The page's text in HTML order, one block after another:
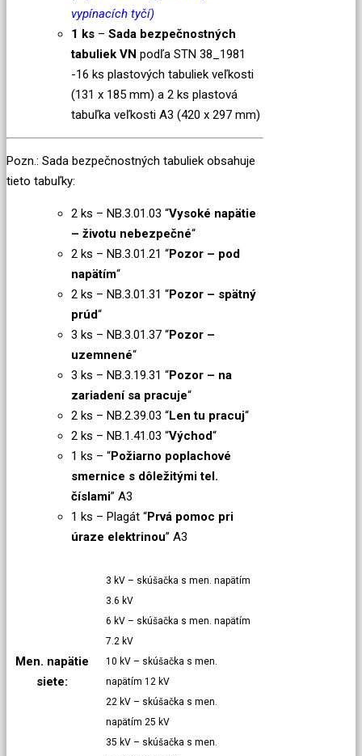
vypínacích tyčí)
1 ks – Sada bezpečnostných
tabuliek VN podľa STN 38_1981
-16 ks plastových tabuliek veľkosti
(131 x 185 mm) a 2 ks plastová
tabuľka veľkosti A3 (420 x 297 mm)
Pozn.: Sada bezpečnostných tabuliek obsahuje
tieto tabuľky:
2 ks – NB.3.01.03 “Vysoké napätie
– životu nebezpečné“
2 ks – NB.3.01.21 “Pozor – pod
napätím“
2 ks – NB.3.01.31 “Pozor – spätný
prúd“
3 ks – NB.3.01.37 “Pozor –
uzemnené“
3 ks – NB.3.19.31 “Pozor – na
zariadení sa pracuje“
2 ks – NB.2.39.03 “Len tu pracuj“
2 ks – NB.1.41.03 “Východ“
1 ks – “Požiarno poplachové
smernice s dôležitými tel.
číslami” A3
1 ks – Plagát “Prvá pomoc pri
úraze elektrinou” A3
Men. napätie
siete:
3 kV – skúšačka s men. napätím
3.6 kV
6 kV – skúšačka s men. napätím
7.2 kV
10 kV – skúšačka s men.
napätím 12 kV
22 kV – skúšačka s men.
napätím 25 kV
35 kV – skúšačka s men.